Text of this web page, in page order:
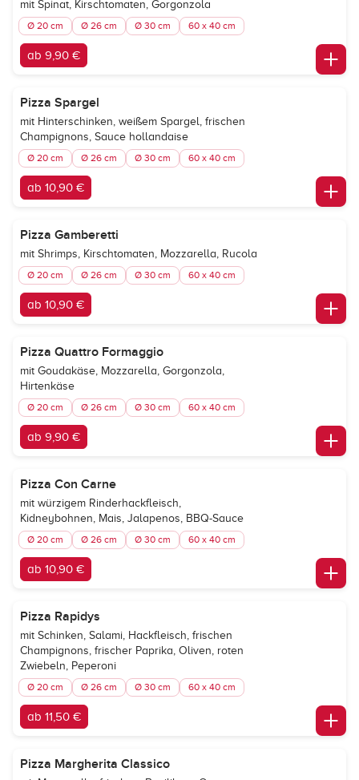
mit Spinat, Kirschtomaten, Gorgonzola
Ø 20 cm Ø 26 cm Ø 30 cm 60 x 40 cm
ab 9,90 €
Pizza Spargel
mit Hinterschinken, weißem Spargel, frischen
Champignons, Sauce hollandaise
Ø 20 cm Ø 26 cm Ø 30 cm 60 x 40 cm
ab 10,90 €
Pizza Gamberetti
mit Shrimps, Kirschtomaten, Mozzarella, Rucola
Ø 20 cm Ø 26 cm Ø 30 cm 60 x 40 cm
ab 10,90 €
Pizza Quattro Formaggio
mit Goudakäse, Mozzarella, Gorgonzola,
Hirtenkäse
Ø 20 cm Ø 26 cm Ø 30 cm 60 x 40 cm
ab 9,90 €
Pizza Con Carne
mit würzigem Rinderhackfleisch,
Kidneybohnen, Mais, Jalapenos, BBQ-Sauce
Ø 20 cm Ø 26 cm Ø 30 cm 60 x 40 cm
ab 10,90 €
Pizza Rapidys
mit Schinken, Salami, Hackfleisch, frischen
Champignons, frischer Paprika, Oliven, roten
Zwiebeln, Peperoni
Ø 20 cm Ø 26 cm Ø 30 cm 60 x 40 cm
ab 11,50 €
Pizza Margherita Classico